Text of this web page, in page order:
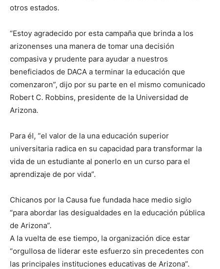
otros estados.
“Estoy agradecido por esta campaña que brinda a los
arizonenses una manera de tomar una decisión
compasiva y prudente para ayudar a nuestros
beneficiados de DACA a terminar la educación que
comenzaron”, dijo por su parte en el mismo comunicado
Robert C. Robbins, presidente de la Universidad de
Arizona.
Para él, “el valor de la una educación superior
universitaria radica en su capacidad para transformar la
vida de un estudiante al ponerlo en un curso para el
aprendizaje de por vida”.
Chicanos por la Causa fue fundada hace medio siglo
“para abordar las desigualdades en la educación pública
de Arizona”.
A la vuelta de ese tiempo, la organización dice estar
“orgullosa de liderar este esfuerzo sin precedentes con
las principales instituciones educativas de Arizona”.